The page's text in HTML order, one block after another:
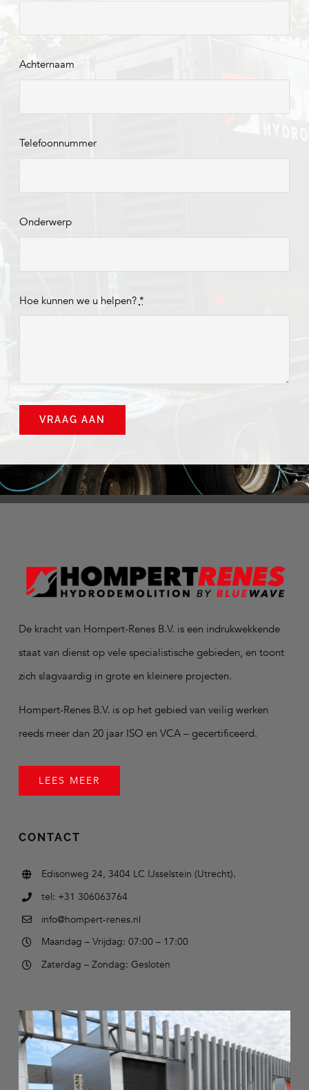
Achternaam
Telefoonnummer
Onderwerp
Hoe kunnen we u helpen? *
VRAAG AAN
De kracht van Hompert-Renes B.V. is een indrukwekkende
staat van dienst op vele specialistische gebieden, en toont
zich slagvaardig in grote en kleinere projecten.
Hompert-Renes B.V. is op het gebied van veilig werken
reeds meer dan 20 jaar ISO en VCA – gecertificeerd.
LEES MEER
CONTACT
Edisonweg 24, 3404 LC IJsselstein (Utrecht).
tel: +31 306063764
info@hompert-renes.nl
Maandag – Vrijdag: 07:00 – 17:00
Zaterdag – Zondag: Gesloten